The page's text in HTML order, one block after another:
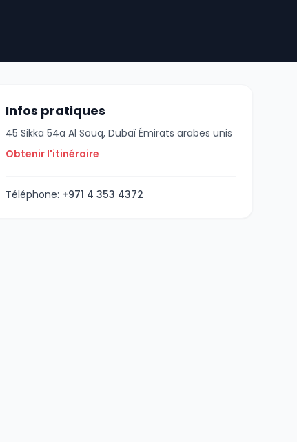
Infos pratiques
45 Sikka 54a Al Souq, Dubaï Émirats arabes unis
Obtenir l'itinéraire
Téléphone: +971 4 353 4372